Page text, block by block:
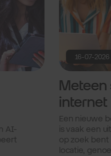
AI-
16-07-2026
Meteen
internet
nieuwe
Een nieuwe
is vaak een
op zoek
locatie,